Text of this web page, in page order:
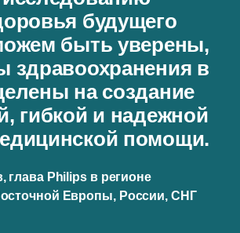
будущего
быть уверены,
здравоохранения в
на создание
гибкой и надежной
помощи.
глава Philips в регионе
Европы, России, СНГ